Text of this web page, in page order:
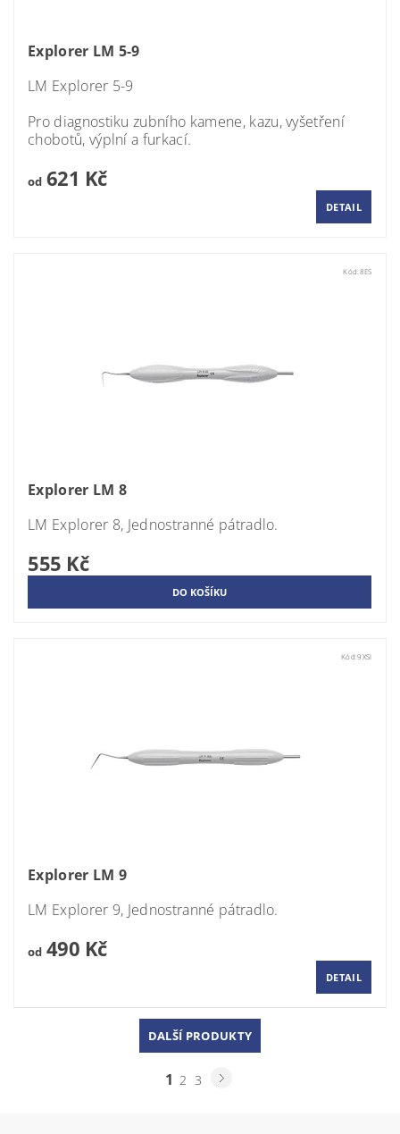
Explorer LM 5-9
LM Explorer 5-9
Pro diagnostiku zubního kamene, kazu, vyšetření
chobotů, výplní a furkací.
od621 Kč
DETAIL
Kód: 8ES
Explorer LM 8
LM Explorer 8, Jednostranné pátradlo.
555 Kč
Kód:9XSI
Explorer LM 9
LM Explorer 9, Jednostranné pátradlo.
od490 Kč
DETAIL
DALŠÍ PRODUKTY
1 2 3